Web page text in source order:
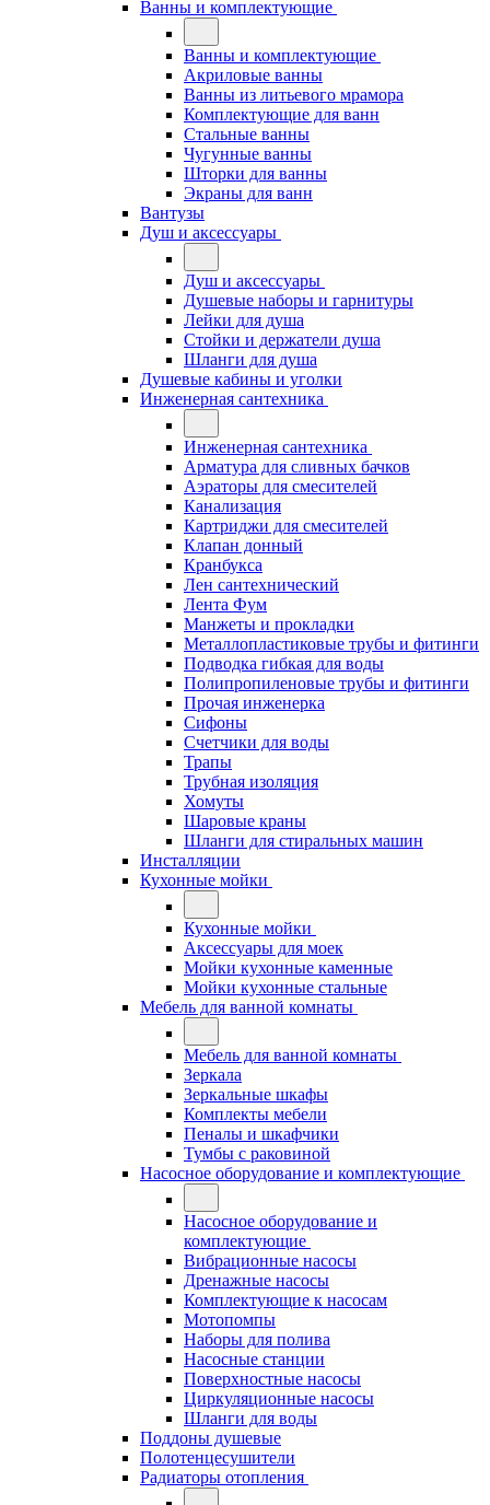
Ванны и комплектующие
Ванны и комплектующие
Акриловые ванны
Ванны из литьевого мрамора
Комплектующие для ванн
Стальные ванны
Чугунные ванны
Шторки для ванны
Экраны для ванн
Вантузы
Душ и аксессуары
Душ и аксессуары
Душевые наборы и гарнитуры
Лейки для душа
Стойки и держатели душа
Шланги для душа
Душевые кабины и уголки
Инженерная сантехника
Инженерная сантехника
Арматура для сливных бачков
Аэраторы для смесителей
Канализация
Картриджи для смесителей
Клапан донный
Кранбукса
Лен сантехнический
Лента Фум
Манжеты и прокладки
Металлопластиковые трубы и фитинги
Подводка гибкая для воды
Полипропиленовые трубы и фитинги
Прочая инженерка
Сифоны
Счетчики для воды
Трапы
Трубная изоляция
Хомуты
Шаровые краны
Шланги для стиральных машин
Инсталляции
Кухонные мойки
Кухонные мойки
Аксессуары для моек
Мойки кухонные каменные
Мойки кухонные стальные
Мебель для ванной комнаты
Мебель для ванной комнаты
Зеркала
Зеркальные шкафы
Комплекты мебели
Пеналы и шкафчики
Тумбы с раковиной
Насосное оборудование и комплектующие
Насосное оборудование и
комплектующие
Вибрационные насосы
Дренажные насосы
Комплектующие к насосам
Мотопомпы
Наборы для полива
Насосные станции
Поверхностные насосы
Циркуляционные насосы
Шланги для воды
Поддоны душевые
Полотенцесушители
Радиаторы отопления